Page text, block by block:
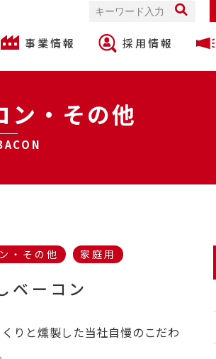
事業情報 採用情報
ン・その他
・その他 家庭用
ベーコン
りと燻製した当社自慢のこだわ